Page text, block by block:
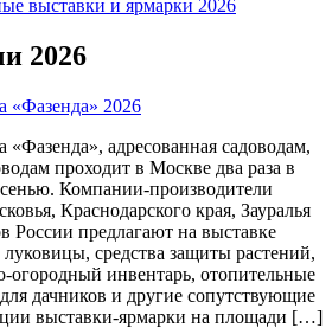
выставки и ярмарки 2026
2026
«Фазенда» 2026
«Фазенда», адресованная садоводам,
проходит в Москве два раза в
Компании-производители
Краснодарского края, Зауралья
России предлагают на выставке
средства защиты растений,
огородный инвентарь, отопительные
дачников и другие сопутствующие
выставки-ярмарки на площади […]